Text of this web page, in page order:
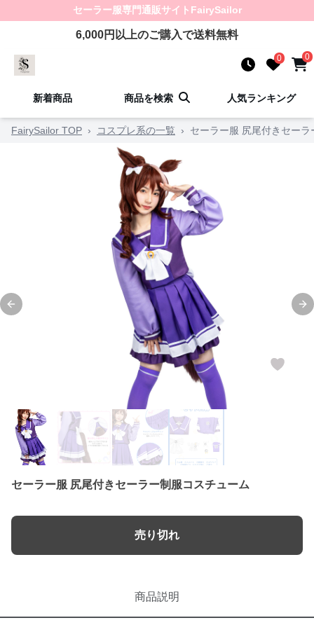
セーラー服専門通販サイト FairySailor
6,000円以上のご購入で送料無料
0 0
新着商品 商品を検索 人気ランキング
FairySailor TOP › コスプレ系の一覧 › セーラー服 尻尾付きセー
Previous slide
セーラー服 尻尾付きセーラー制服コスチューム
売り切れ
商品説明